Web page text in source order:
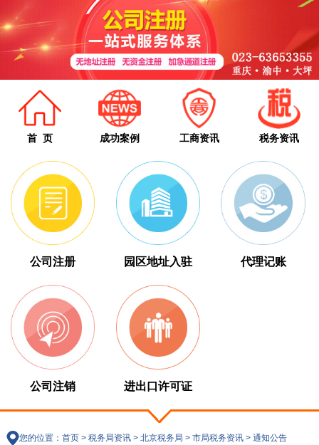
首 页 成功案例 工商资讯 税务资讯
公司注册 园区地址入驻 代理记账
公司注销 进出口许可证
您的位置： 首页> 税务局资讯> 北京税务局 > 市局税务资讯> 通知公告